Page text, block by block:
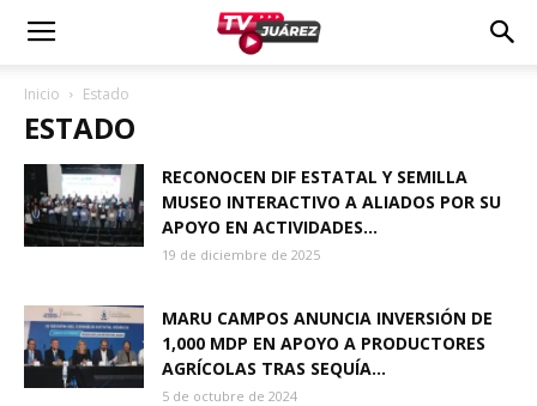
Inicio Estado
ESTADO
RECONOCEN DIF ESTATAL Y SEMILLA
MUSEO INTERACTIVO A ALIADOS POR SU
APOYO EN ACTIVIDADES...
19 de diciembre de 2025
MARU CAMPOS ANUNCIA INVERSIÓN DE
1,000 MDP EN APOYO A PRODUCTORES
AGRÍCOLAS TRAS SEQUÍA...
5 de octubre de 2024